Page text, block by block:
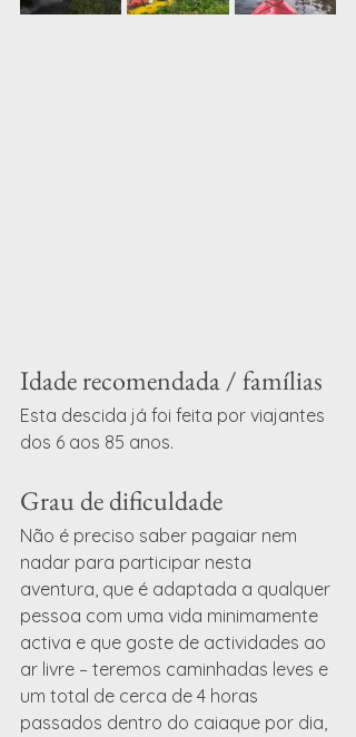
Idade recomendada / famílias
Esta descida já foi feita por viajantes
dos 6 aos 85 anos.
Grau de dificuldade
Não é preciso saber pagaiar nem
nadar para participar nesta
aventura, que é adaptada a qualquer
pessoa com uma vida minimamente
activa e que goste de actividades ao
ar livre – teremos caminhadas leves e
um total de cerca de 4 horas
passados dentro do caiaque por dia,